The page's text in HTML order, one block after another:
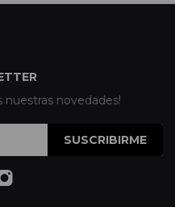
nuestras novedades!
SUSCRIBIRME